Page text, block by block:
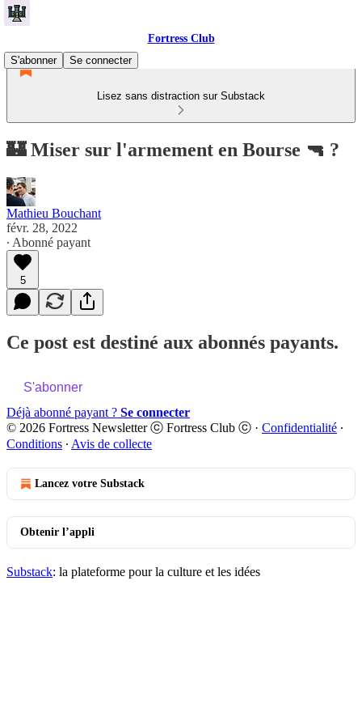
Fortress Club
S'abonner
Se connecter
Lisez sans distraction sur Substack
🏰 Miser sur l'armement en Bourse 🔫 ?
Mathieu Bouchant
févr. 28, 2022
∙ Abonné payant
5
Ce post est destiné aux abonnés payants.
S'abonner
Déjà abonné payant ? Se connecter
© 2026 Fortress Newsletter ⓒ Fortress Club ⓒ · Confidentialité ∙
Conditions ∙ Avis de collecte
Lancez votre Substack
Obtenir l’appli
Substack: la plateforme pour la culture et les idées